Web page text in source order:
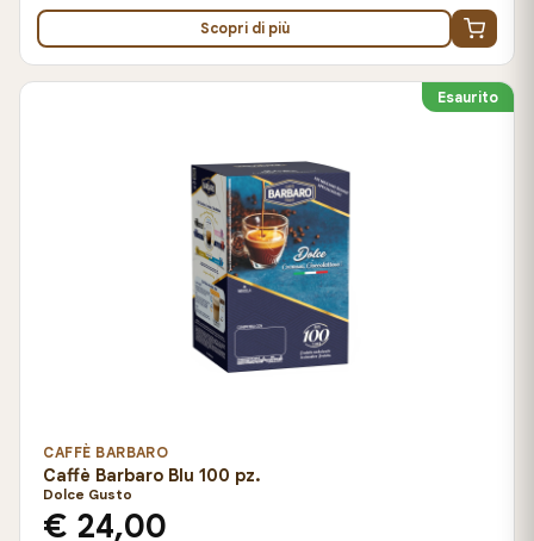
Scopri di più
Esaurito
CAFFÈ BARBARO
Caffè Barbaro Blu 100 pz.
Dolce Gusto
€ 24,00